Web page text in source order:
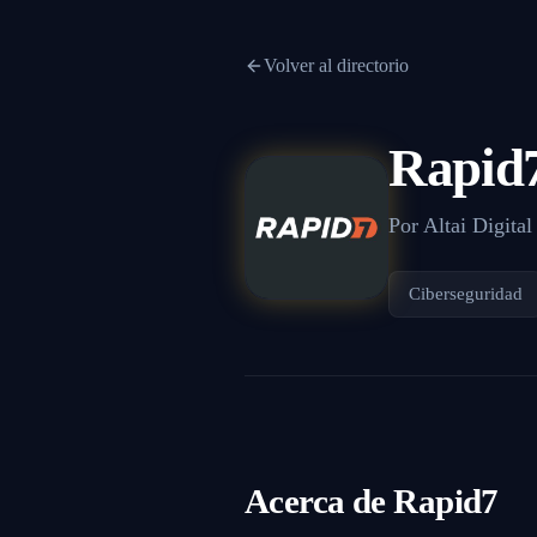
Volver al directorio
Por Altai Digital
Ciberseguridad
Acerca de Rapid7